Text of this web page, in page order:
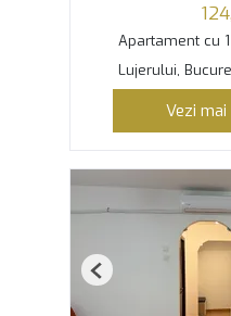
Apartament cu
Lujerului,
Vezi
Previous